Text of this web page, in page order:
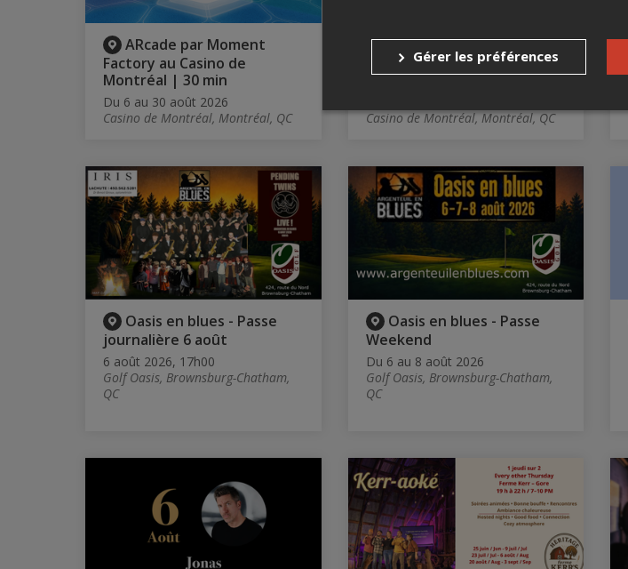
ARcade par Moment
Factory au Casino de
Montréal | 30 min
Du 6 au 30 août 2026
Casino de Montréal, Montréal, QC
ARcade par Moment
Factory au Casino de
Montréal | 1 h
Casino de Montréal, Montréal, QC
Oasis en blues - Passe
journalière 6 août
6 août 2026, 17h00
Golf Oasis, Brownsburg-Chatham,
QC
Oasis en blues - Passe
Weekend
Du 6 au 8 août 2026
Golf Oasis, Brownsburg-Chatham,
QC
Gérer les préférences